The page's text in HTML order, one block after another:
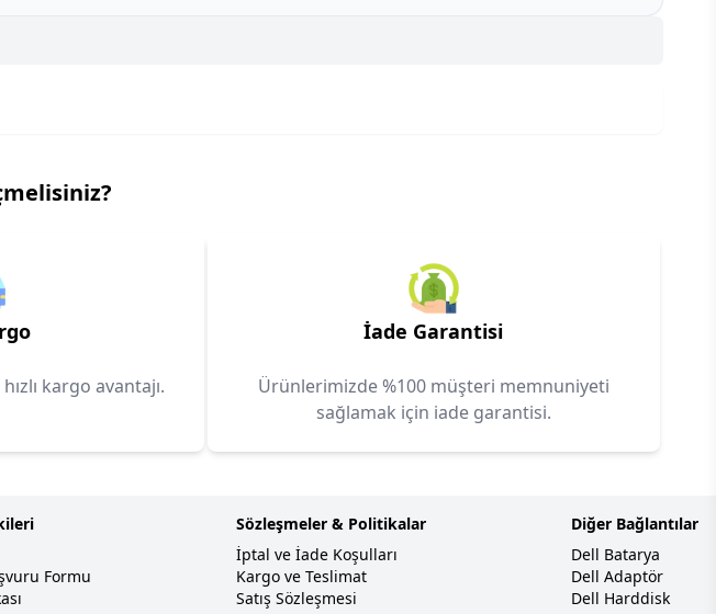
kargo avantajı.
İade Garantisi
Ürünlerimizde %100 müşteri memnuniyeti
sağlamak için iade garantisi.
Formu
Sözleşmeler & Politikalar
İptal ve İade Koşulları
Kargo ve Teslimat
Satış Sözleşmesi
Diğer Bağlantılar
Dell Batarya
Dell Adaptör
Dell Harddisk